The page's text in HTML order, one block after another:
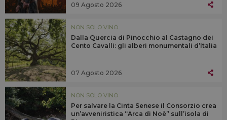
09 Agosto 2026
NON SOLO VINO
Dalla Quercia di Pinocchio al Castagno dei
Cento Cavalli: gli alberi monumentali d’Italia
07 Agosto 2026
NON SOLO VINO
Per salvare la Cinta Senese il Consorzio crea
un’avveniristica “Arca di Noè” sull’isola di